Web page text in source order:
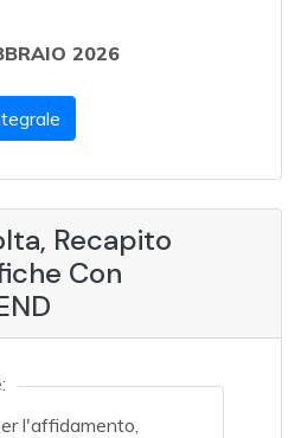
2026
Recapito
Con
l'affidamento,